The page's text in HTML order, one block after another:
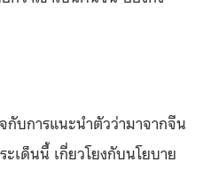
กับการแนะนำตัวว่ามาจากจีน
เด็นนี้ เกี่ยวโยงกับนโยบาย